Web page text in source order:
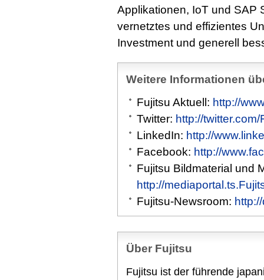
Applikationen, IoT und SAP
vernetztes und effizientes
Investment und generell
Weitere Informationen
Fujitsu Aktuell: http://
Twitter: http://
LinkedIn: http://
Facebook: http://
Fujitsu Bildmaterial und
http://
Fujitsu-Newsroom:
Über Fujitsu
Fujitsu ist der führende